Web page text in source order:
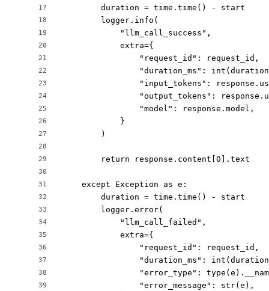
17
18
19
20
21
22
23
24
25
26
27
28
29
30
31
32
33
34
35
36
37
38
39
        duration = time.time() - start
        logger.info(
            "llm_call_success",
            extra={
                "request_id": request_id,
"duration_ms":
"input_tokens":
"output_tokens":
                "model": response.model,
            }
        )
        return response.content[0].text
    except Exception as e:
        duration = time.time() - start
        logger.error(
            "llm_call_failed",
            extra={
                "request_id": request_id,
"duration_ms":
"error_type":
                "error_message": str(e),